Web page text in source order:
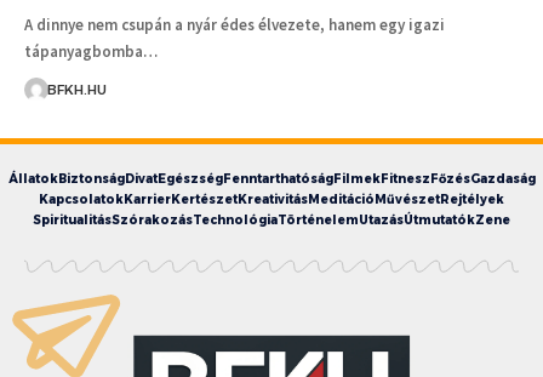
A dinnye nem csupán a nyár édes élvezete, hanem egy igazi
tápanyagbomba…
BFKH.HU
ÁllatokBiztonságDivatEgészségFenntarthatóságFilmekFitneszFőzésGazdaság
KapcsolatokKarrierKertészetKreativitásMeditációMűvészetRejtélyek
SpiritualitásSzórakozásTechnológiaTörténelemUtazásÚtmutatókZene